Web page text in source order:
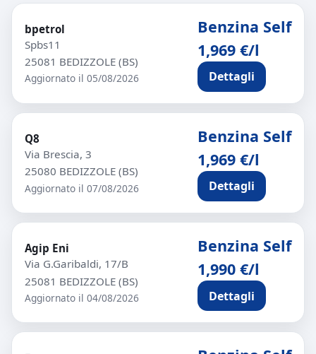
bpetrol
Spbs11
25081 BEDIZZOLE (BS)
Aggiornato il 05/08/2026
Benzina Self
1,969 €/l
Dettagli
Q8
Via Brescia, 3
25080 BEDIZZOLE (BS)
Aggiornato il 07/08/2026
Benzina Self
1,969 €/l
Dettagli
Agip Eni
Via G.Garibaldi, 17/B
25081 BEDIZZOLE (BS)
Aggiornato il 04/08/2026
Benzina Self
1,990 €/l
Dettagli